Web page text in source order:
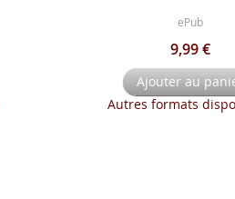
ePub
9,99 €
Ajouter au
Autres formats